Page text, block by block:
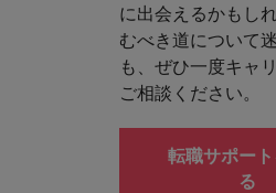
に出会えるかもし
むべき道について
も、ぜひ一度キャ
ご相談ください。
転職サポー
る